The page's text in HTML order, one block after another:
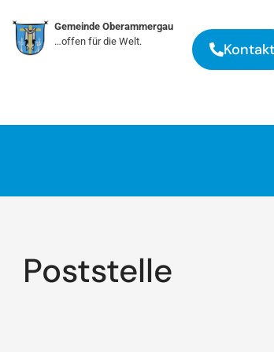
Gemeinde Oberammergau
…offen für die Welt.
Kontakt
Poststelle